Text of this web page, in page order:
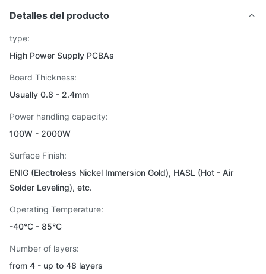
Detalles del producto
type:
High Power Supply PCBAs
Board Thickness:
Usually 0.8 - 2.4mm
Power handling capacity:
100W - 2000W
Surface Finish:
ENIG (Electroless Nickel Immersion Gold), HASL (Hot - Air
Solder Leveling), etc.
Operating Temperature:
-40°C - 85°C
Number of layers:
from 4 - up to 48 layers